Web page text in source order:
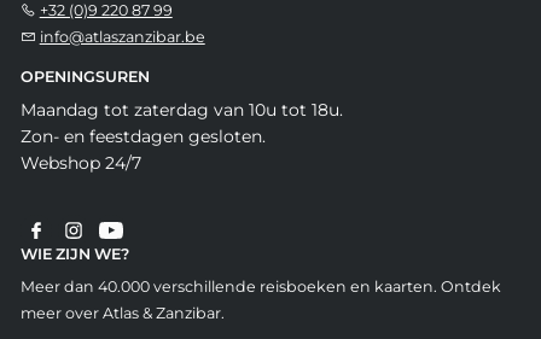
+32 (0)9 220 87 99
info@atlaszanzibar.be
OPENINGSUREN
Maandag tot zaterdag van 10u tot 18u.
Zon- en feestdagen gesloten.
Webshop 24/7
WIE ZIJN WE?
Meer dan 40.000 verschillende reisboeken en kaarten. Ontdek
meer over Atlas & Zanzibar.